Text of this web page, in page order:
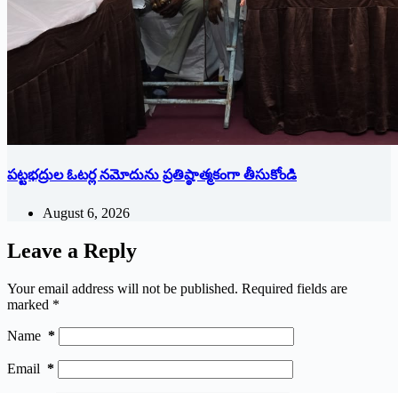
పట్టభద్రుల ఓటర్ల నమోదును ప్రతిష్ఠాత్మకంగా తీసుకోండి
August 6, 2026
Leave a Reply
Your email address will not be published. Required fields are
marked *
Name *
Email *